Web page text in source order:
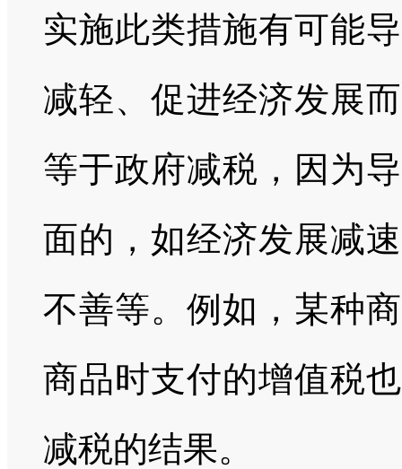
实施此类措施有可能
减轻、促进经济发展
等于政府减税，因为
面的，如经济发展减
不善等。例如，某种
商品时支付的增值税
减税的结果。